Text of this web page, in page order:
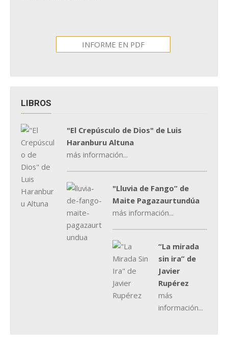
INFORME EN PDF
LIBROS
"El Crepúsculo de Dios" de Luis
Haranburu Altuna
más información...
"Lluvia de Fango” de
Maite Pagazaurtundúa
más información...
“La mirada
sin ira” de
Javier
Rupérez
más
información...